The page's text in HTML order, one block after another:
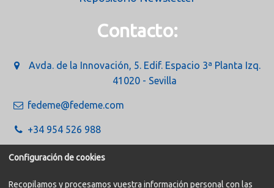
Contacto:
Avda. de la Innovación, 5. Edif. Espacio 3ª Planta Izq.
41020 - Sevilla
fedeme@fedeme.com
+34 954 526 988
Configuración de cookies
Recopilamos y procesamos vuestra información personal con las